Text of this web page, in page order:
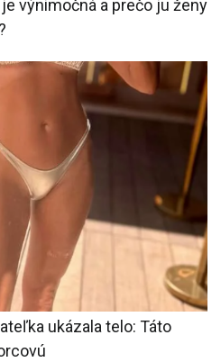
výnimočná a prečo ju ženy
ukázala telo: Táto